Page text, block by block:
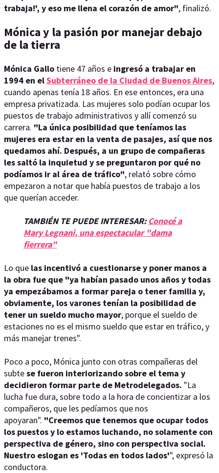
trabaja!', y eso me llena el corazón de amor", finalizó.
Mónica y la pasión por manejar debajo
de la tierra
Mónica Gallo tiene 47 años e ingresó a trabajar en
1994 en elSubterráneo de la Ciudad de Buenos Aires,
cuando apenas tenía 18 años. En ese entonces, era una
empresa privatizada. Las mujeres solo podían ocupar los
puestos de trabajo administrativos y allí comenzó su
carrera. "La única posibilidad que teníamos las
mujeres era estar en la venta de pasajes, así que nos
quedamos ahí. Después, a un grupo de compañeras
les saltó la inquietud y se preguntaron por qué no
podíamos ir al área de tráfico", relató sobre cómo
empezaron a notar que había puestos de trabajo a los
que querían acceder.
TAMBIÉN TE PUEDE INTERESAR:Conocé a
Mary Legnani, una espectacular "dama
fierrera"
Lo que las incentivó a cuestionarse y poner manos a
la obra fue que "ya habían pasado unos años y todas
ya empezábamos a formar pareja o tener familia y,
obviamente, los varones tenían la posibilidad de
tener un sueldo mucho mayor, porque el sueldo de
estaciones no es el mismo sueldo que estar en tráfico, y
más manejar trenes".
Poco a poco, Mónica junto con otras compañeras del
subtese fueron interiorizando sobre el tema y
decidieron formar parte de Metrodelegados. "La
lucha fue dura, sobre todo a la hora de concientizar a los
compañeros, que les pedíamos que nos
apoyaran". "Creemos que tenemos que ocupar todos
los puestos y lo estamos luchando, no solamente con
perspectiva de género, sino con perspectiva social.
Nuestro eslogan es 'Todas en todos lados'", expresó la
conductora.